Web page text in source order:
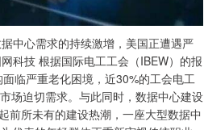
中心需求的持续激增，美国正遭遇严
科技 根据国际电工工会（IBEW）的报
临严重老化困境，近30%的工会电工
场迫切需求。与此同时，数据中心建设
前所未有的建设热潮，一座大型数据中